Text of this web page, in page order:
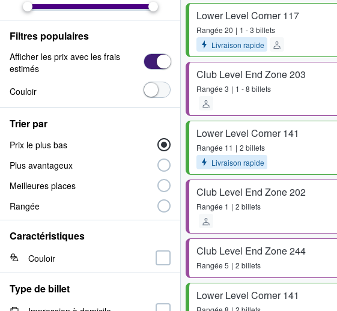
Lower Level Corner 117
Rangée 20
1 - 3 billets
Livraison rapide
Club Level End Zone 203
Rangée 3 1 - 8 billets
Lower Level Corner 141
Rangée 11
2 billets
Livraison rapide
Club Level End Zone 202
Rangée 1 2 billets
Club Level End Zone 244
Rangée 5 2 billets
Lower Level Corner 141
Filtres populaires
Afficher les prix avec les frais
estimés
Couloir
Trier par
Prix le plus bas
Plus avantageux
Meilleures places
Rangée
Caractéristiques
Couloir
Type de billet